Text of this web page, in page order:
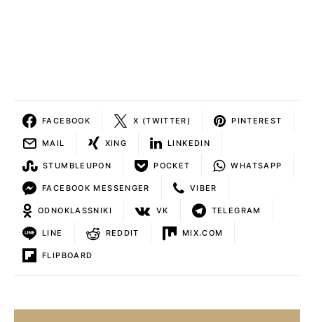
FACEBOOK X (TWITTER) PINTEREST
MAIL XING LINKEDIN
STUMBLEUPON POCKET WHATSAPP
FACEBOOK MESSENGER VIBER
ODNOKLASSNIKI VK TELEGRAM
LINE REDDIT MIX.COM
FLIPBOARD